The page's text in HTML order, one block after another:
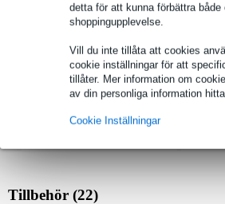
detta för att kunna förbättra
shoppingupplevelse.
Vill du inte tillåta att cookies
cookie inställningar för att
tillåter. Mer information om
av din personliga information
Cookie Inställningar
Tillbehör (22)